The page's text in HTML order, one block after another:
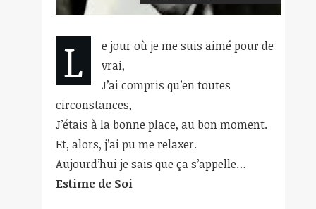
L
e jour où je me suis aimé pour de
vrai,
J’ai compris qu’en toutes
circonstances,
J’étais à la bonne place, au bon moment.
Et, alors, j’ai pu me relaxer.
Aujourd’hui je sais que ça s’appelle…
Estime de Soi